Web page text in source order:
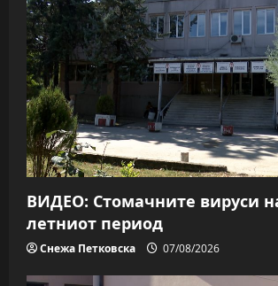
ВИДЕО: Стомачните вируси
летниот период
Снежа Петковска 07/08/2026